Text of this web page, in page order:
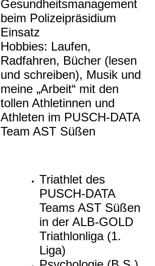
Gesundheitsmanagement
beim Polizeipräsidium
Einsatz
Hobbies: Laufen,
Radfahren, Bücher (lesen
und schreiben), Musik und
meine „Arbeit“ mit den
tollen Athletinnen und
Athleten im PUSCH-DATA
Team AST Süßen
Triathlet des
PUSCH-DATA
Teams AST Süßen
in der ALB-GOLD
Triathlonliga (1.
Liga)